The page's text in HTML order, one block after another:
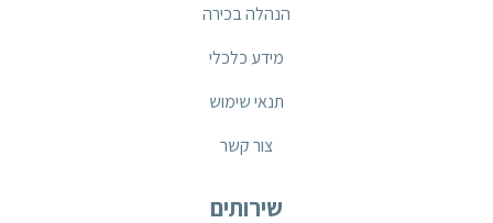
הנהלה בכירה
מידע כלכלי
תנאי שימוש
צור קשר
שירותים